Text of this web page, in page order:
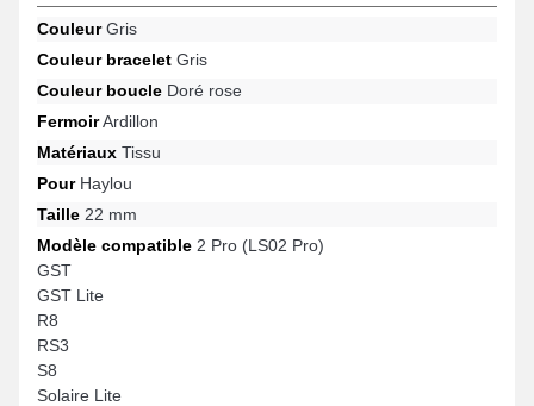
optimale avec une élégance remarquable.
CouleurGris
Couleur bracelet Gris
Couleur boucle Doré rose
FermoirArdillon
Matériaux Tissu
PourHaylou
Taille 22 mm
Modèle compatible 2 Pro (LS02 Pro)
GST
GST Lite
R8
RS3
S8
Solaire Lite